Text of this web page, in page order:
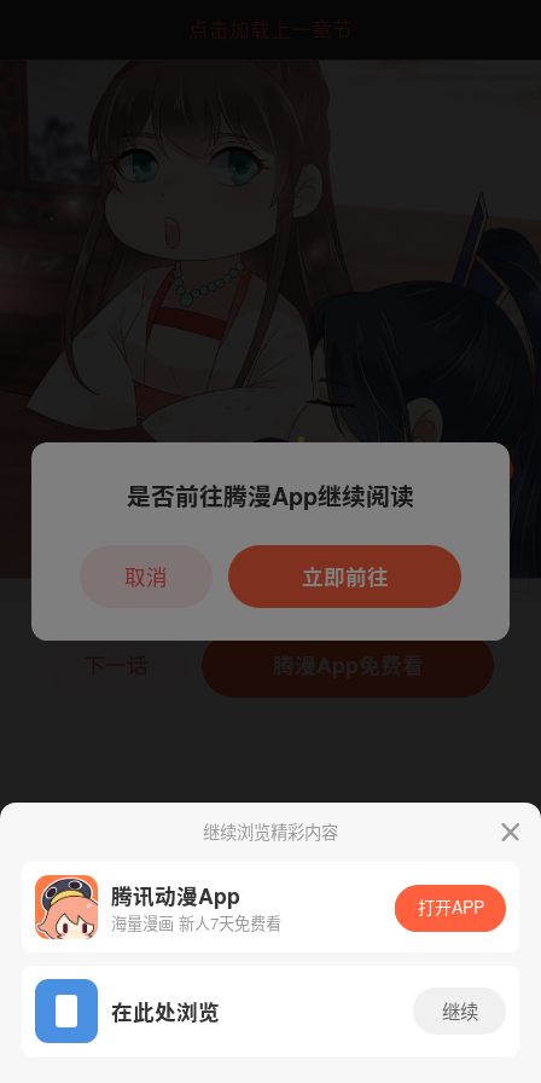
点击加载上一章节
App免费看
腾漫App免费看
继续浏览精彩内容
腾讯动漫App
海量漫画 新人7天免费看
打开APP
在此处浏览 继续
本章节仅支持App阅读，可打开App新用
户7天免费看
是否前往腾漫App继续阅读
立即前往
取消